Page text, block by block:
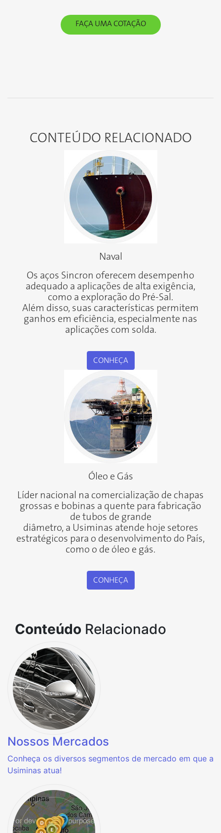
FAÇA UMA COTAÇÃO
CONTEÚDO RELACIONADO
Naval
Os aços Sincron oferecem desempenho
adequado a aplicações de alta exigência,
como a exploração do Pré-Sal.
Além disso, suas características permitem
ganhos em eficiência, especialmente nas
aplicações com solda.
CONHEÇA
Óleo e Gás
Líder nacional na comercialização de chapas
grossas e bobinas a quente para fabricação
de tubos de grande
diâmetro, a Usiminas atende hoje setores
estratégicos para o desenvolvimento do País,
como o de óleo e gás.
CONHEÇA
Conteúdo Relacionado
Nossos Mercados
Conheça os diversos segmentos de mercado em que a
Usiminas atua!